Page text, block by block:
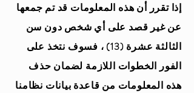
إذا تقرر أن هذه المعلومات قد تم جمعها
عن غير قصد على أي شخص دون سن
الثالثة عشرة (13) ، فسوف نتخذ على
الفور الخطوات اللازمة لضمان حذف
هذه المعلومات من قاعدة بيانات نظامنا